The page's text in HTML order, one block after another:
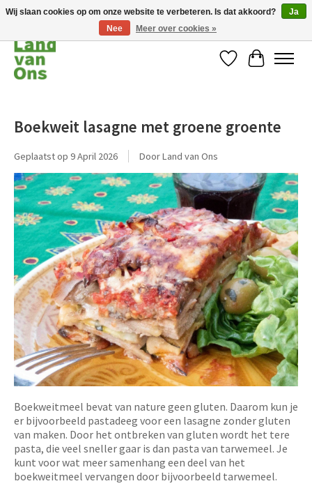
Verlanglijst
Boekweit lasagne met groene groente
Geplaatst op 9 April 2026 Door Land van Ons
Boekweitmeel bevat van nature geen gluten. Daarom kun je
er bijvoorbeeld pastadeeg voor een lasagne zonder gluten
van maken. Door het ontbreken van gluten wordt het tere
pasta, die veel sneller gaar is dan pasta van tarwemeel. Je
kunt voor wat meer samenhang een deel van het
boekweitmeel vervangen door bijvoorbeeld tarwemeel.
Wij slaan cookies op om onze website te verbeteren. Is dat akkoord?
Ja
Nee
Meer over cookies »